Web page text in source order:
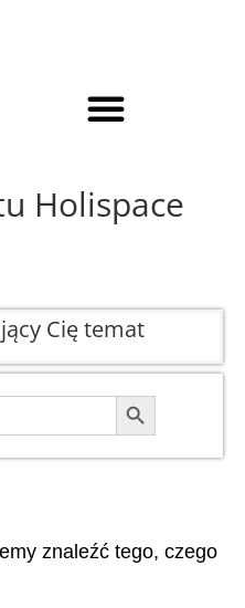
Holispace
Cię temat
Search Button
znaleźć tego, czego